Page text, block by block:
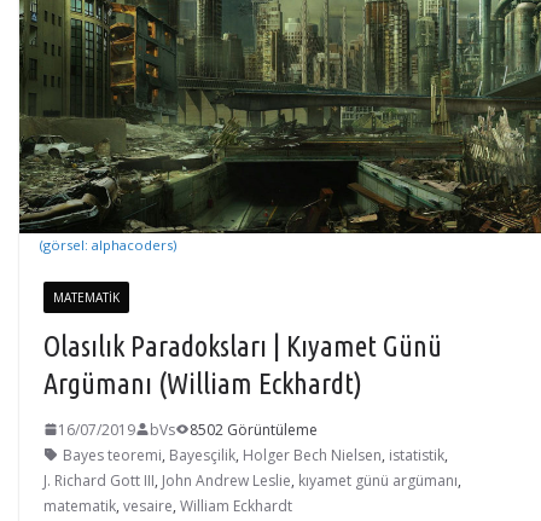
(görsel: alphacoders)
MATEMATIK
Olasılık Paradoksları | Kıyamet Günü
Argümanı (William Eckhardt)
16/07/2019 bVs
8502 Görüntüleme
Bayes teoremi, Bayesçilik, Holger Bech Nielsen, istatistik,
J. Richard Gott III, John Andrew Leslie, kıyamet günü argümanı,
matematik, vesaire, William Eckhardt